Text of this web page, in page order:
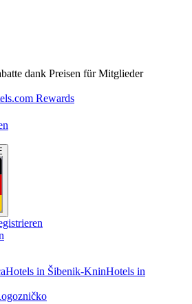
dank Preisen für Mitglieder
Rewards
Hotels in Šibenik-KninHotels in